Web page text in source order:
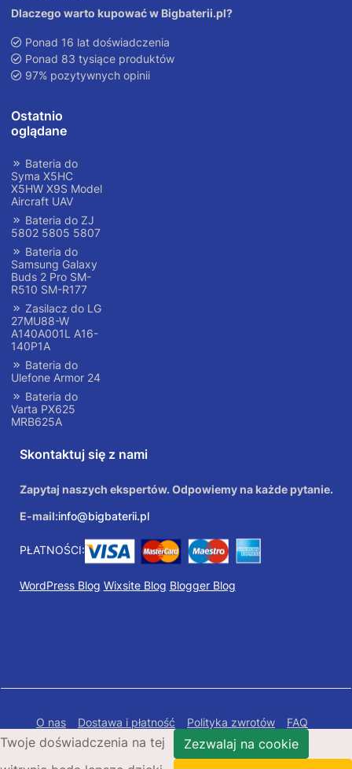
Dlaczego warto kupować w Bigbaterii.pl?
Ponad 16 lat doświadczenia
Ponad 83 tysiące produktów
97% pozytywnych opinii
Ostatnio
oglądane
Bateria do
Syma X5HC
X5HW X9S Model
Aircraft UAV
Bateria do ZJ
5802 5805 5807
Bateria do
Samsung Galaxy
Buds 2 Pro SM-
R510 SM-R177
Zasilacz do LG
27MU88-W
A140A001L A16-
140P1A
Bateria do
Ulefone Armor 24
Bateria do
Varta PX625
MRB625A
Skontaktuj się z nami
Zapytaj naszych ekspertów. Odpowiemy na każde pytanie.
E-mail:info@bigbaterii.pl
PŁATNOŚCI:
WordPress Blog Wixsite Blog Blogger Blog
O nas Dostawa i płatność Polityka zwrotów
FAQ
Polityka prywatności
Mapa Strony
Twoje doświadczenia na tej
Zezwalaj na cookie